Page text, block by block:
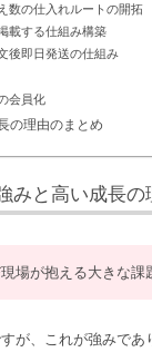
数の仕入れルートの開拓
載する仕組み構築
後即日発送の仕組み
会員化
の理由のまとめ
と高い成長の
場が抱える大きな課
が、これが強みであ